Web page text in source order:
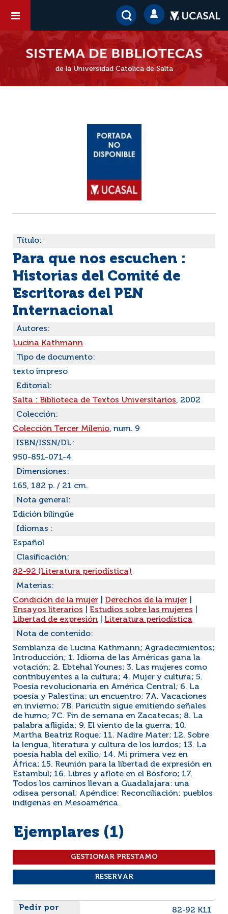
de la Universidad Católica de Salta
Título:
Para que nos escuchen :
Historias del Comité de
Escritoras del PEN
Internacional
Autores:
Lucina Kathmann
Tipo de documento:
texto impreso
Editorial:
Salta : Biblioteca de Textos Universitarios, 2002
Colección:
Colección Tercer Milenio, num. 9
ISBN/ISSN/DL:
950-851-071-4
Dimensiones:
165, 182 p. / 21 cm.
Nota general:
Edición bilingüe
Idiomas :
Español
Clasificación:
82-92 (Literatura periodística)
Materias:
Condición de la mujer
Derechos de la mujer
Ensayos literarios
Estudios sobre las mujeres
Libertad de expresión
Literatura periodística
Nota de contenido:
Semblanza de Lucina Kathmann; Agradecimientos;
Introducción; 1. Idioma de las Américas gana la
votación; 2. Ebtehal Younes; 3. Las mujeres como
contribuyentes a la cultura; 4. Mujer y cultura; 5.
Poesía revolucionaria en América Central; 6. La
poesía y Palestina: un encuentro; 7A. Vacaciones
en invierno; 7B. Paricutín sigue emitiendo señales
de humo; 7C. Fin de semana en Zacatecas; 8. La
palabra afligida; 9. El viento de la guerra; 10.
Martha Beatriz Roque; 11. Nadire Mater; 12. Sobre
la lengua, literatura y cultura de los kurdos; 13. La
poesía habla del exilio; 14. Mi primera vez en
África; 15. Reunión para la libertad de expresión en
Estambul; 16. Libres y aflote en el Bósforo; 17.
Todos los caminos llevan a Guadalajara: una
odisea personal; Apéndice: Reconciliación: pueblos
indígenas en Mesoamérica.
Ejemplares (1)
Liste des exemplaires
82-92 K11